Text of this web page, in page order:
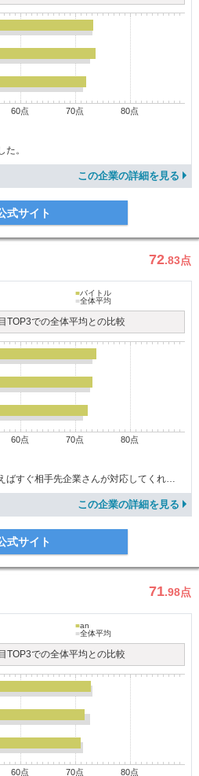
60点 70点 80点
。
この企業の詳細を見る
式サイト
72.83点
■バイトル
■全体平均
TOP3での全体平均との比較
60点 70点 80点
バイトル見て応募したと言えばすぐ相手先企業さんが対応してくれたので、自分でいろいろ準備しなくて助かった。
この企業の詳細を見る
式サイト
71.98点
■an
■全体平均
TOP3での全体平均との比較
60点 70点 80点